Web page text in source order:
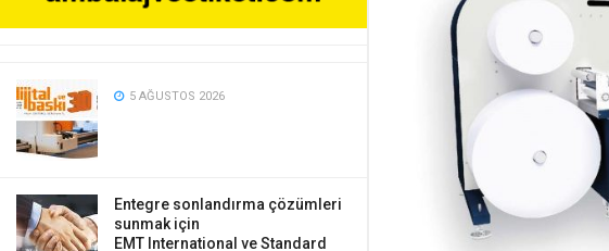
5 AĞUSTOS 2026
Entegre sonlandırma çözümleri
sunmak için
EMT International ve Standard